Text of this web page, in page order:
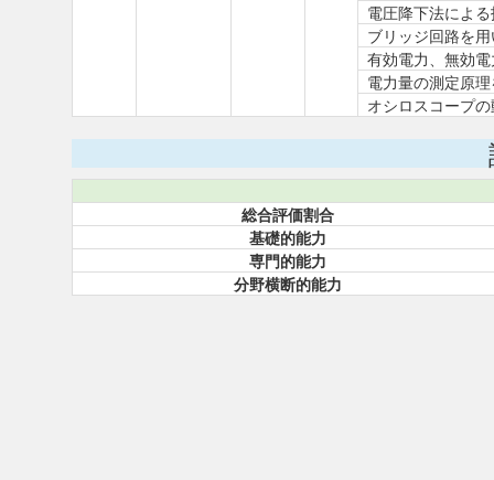
電圧降下法によ
ブリッジ回路を
有効電力、無効
電力量の測定原
オシロスコープ
総合評価割合
基礎的能力
専門的能力
分野横断的能力